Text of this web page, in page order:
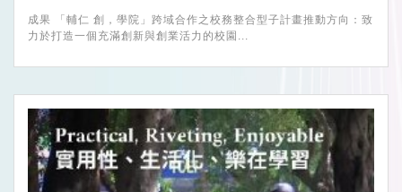
成果 「輔仁 創，學院」跨域合作之校務整合型子計畫推動方向：致
力於打造一個充滿創新與創業活力的校園...